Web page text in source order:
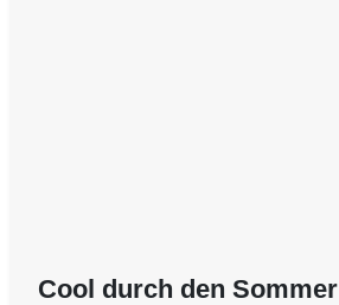
Cool durch den Sommer